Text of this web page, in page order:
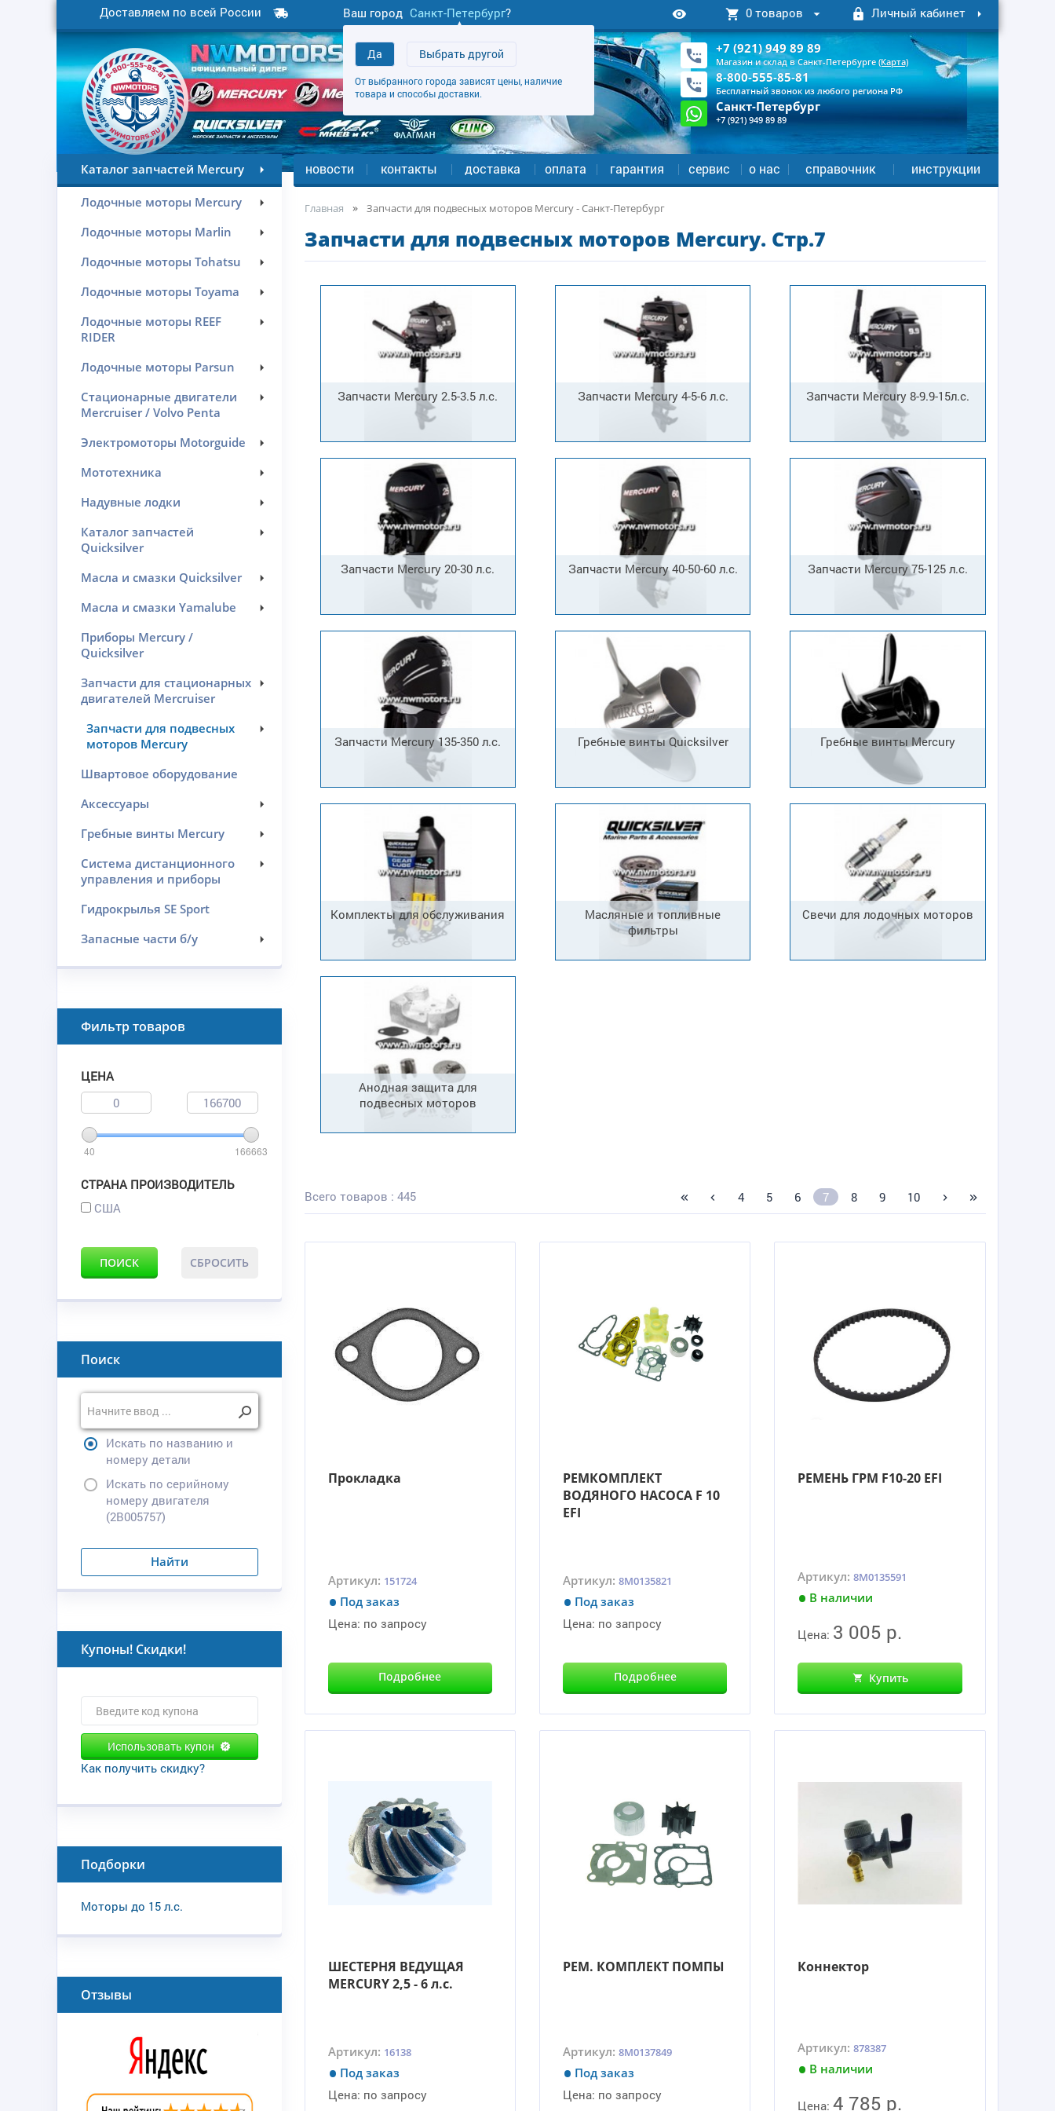
Доставляем по всей России Ваш город Санкт-Петербург?
Да Выбрать другой
От выбранного города зависят цены, наличие
товара и способы доставки.
0 товаров Личный кабинет
+7 (921) 949 89 89
Магазин и склад в Санкт-Петербурге (Карта)
8-800-555-85-81
Бесплатный звонок из любого региона РФ
Санкт-Петербург
+7 (921) 949 89 89
Каталог запчастей Mercury
Лодочные моторы Mercury
Лодочные моторы Marlin
Лодочные моторы Tohatsu
Лодочные моторы Toyama
Лодочные моторы REEF
RIDER
Лодочные моторы Parsun
Стационарные двигатели
Mercruiser / Volvo Penta
Электромоторы Motorguide
Мототехника
Надувные лодки
Каталог запчастей
Quicksilver
Масла и смазки Quicksilver
Масла и смазки Yamalube
Приборы Mercury /
Quicksilver
Запчасти для стационарных
двигателей Mercruiser
Запчасти для подвесных
моторов Mercury
Швартовое оборудование
Аксессуары
Гребные винты Mercury
Система дистанционного
управления и приборы
Гидрокрылья SE Sport
Запасные части б/у
Фильтр товаров
ЦЕНА
40 166663
СТРАНА ПРОИЗВОДИТЕЛЬ
США
ПОИСК СБРОСИТЬ
Поиск
Искать по названию и
номеру детали
Искать по серийному
номеру двигателя
(2B005757)
Найти
Купоны! Скидки!
Использовать купон
Как получить скидку?
Подборки
Моторы до 15 л.с.
Отзывы
новости контакты доставка оплата гарантия сервис о нас справочник инструкции
Главная Запчасти для подвесных моторов Mercury - Санкт-Петербург
Запчасти для подвесных моторов Mercury. Стр.7
Запчасти Mercury 2.5-3.5 л.с. Запчасти Mercury 4-5-6 л.с. Запчасти Mercury 8-9.9-15л.с.
Запчасти Mercury 20-30 л.с. Запчасти Mercury 40-50-60 л.с. Запчасти Mercury 75-125 л.с.
Запчасти Mercury 135-350 л.с. Гребные винты Quicksilver Гребные винты Mercury
Комплекты для обслуживания
Масляные и топливные
фильтры
Свечи для лодочных моторов
Анодная защита для
подвесных моторов
Всего товаров : 445 4 5 6 7 8 9 10
Прокладка
Артикул: 151724
Под заказ
Цена: по запросу
Подробнее
РЕМКОМПЛЕКТ
ВОДЯНОГО НАСОСА F 10
EFI
Артикул: 8M0135821
Под заказ
Цена: по запросу
Подробнее
РЕМЕНЬ ГРМ F10-20 EFI
Артикул:8M0135591
В наличии
Цена: 3 005 р.
Купить
ШЕСТЕРНЯ ВЕДУЩАЯ
MERCURY 2,5 - 6 л.с.
Артикул: 16138
Под заказ
Цена: по запросу
РЕМ. КОМПЛЕКТ ПОМПЫ
Артикул: 8M0137849
Под заказ
Цена: по запросу
Коннектор
Артикул:878387
В наличии
Цена: 4 785 р.